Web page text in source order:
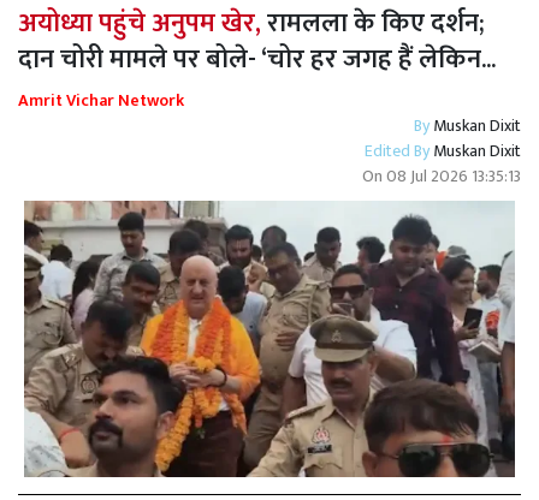
अयोध्या पहुंचे अनुपम खेर,रामलला के किए दर्शन;
दान चोरी मामले पर बोले- ‘चोर हर जगह हैं लेकिन...
Amrit Vichar Network
ByMuskan Dixit
Edited ByMuskan Dixit
On08 Jul 2026 13:35:13